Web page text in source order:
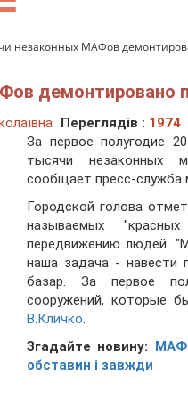
незаконных МАФов
демонтировано
Переглядів : 1974
За первое полугодие
тысячи незаконных
сообщает пресс-служба
Городской голова
называемых
передвижению людей.
наша задача - навести
базар. За первое
сооружений, которые
В.Кличко.
Згадайте новину:
обставин і завжди